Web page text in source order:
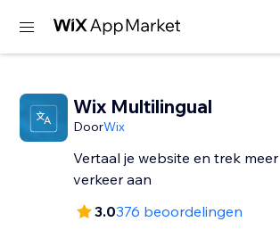
Wix Multilingual
DoorWix
Vertaal je website en trek meer
verkeer aan
3.0376 beoordelingen